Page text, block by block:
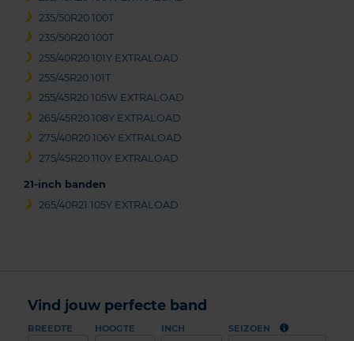
235/50R20 100T
235/50R20 100T
255/40R20 101Y EXTRALOAD
255/45R20 101T
255/45R20 105W EXTRALOAD
265/45R20 108Y EXTRALOAD
275/40R20 106Y EXTRALOAD
275/45R20 110Y EXTRALOAD
21-inch banden
265/40R21 105Y EXTRALOAD
Vind jouw perfecte band
BREEDTE HOOGTE INCH SEIZOEN